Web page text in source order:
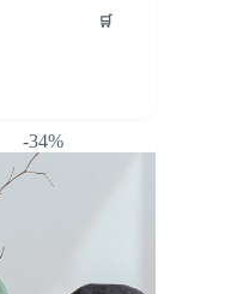
🛒
-34%